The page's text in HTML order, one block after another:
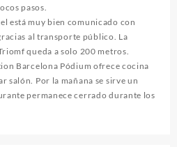
pasos.
está muy bien comunicado con
al transporte público. La
queda a solo 200 metros.
Barcelona Pódium ofrece cocina
salón. Por la mañana se sirve un
permanece cerrado durante los